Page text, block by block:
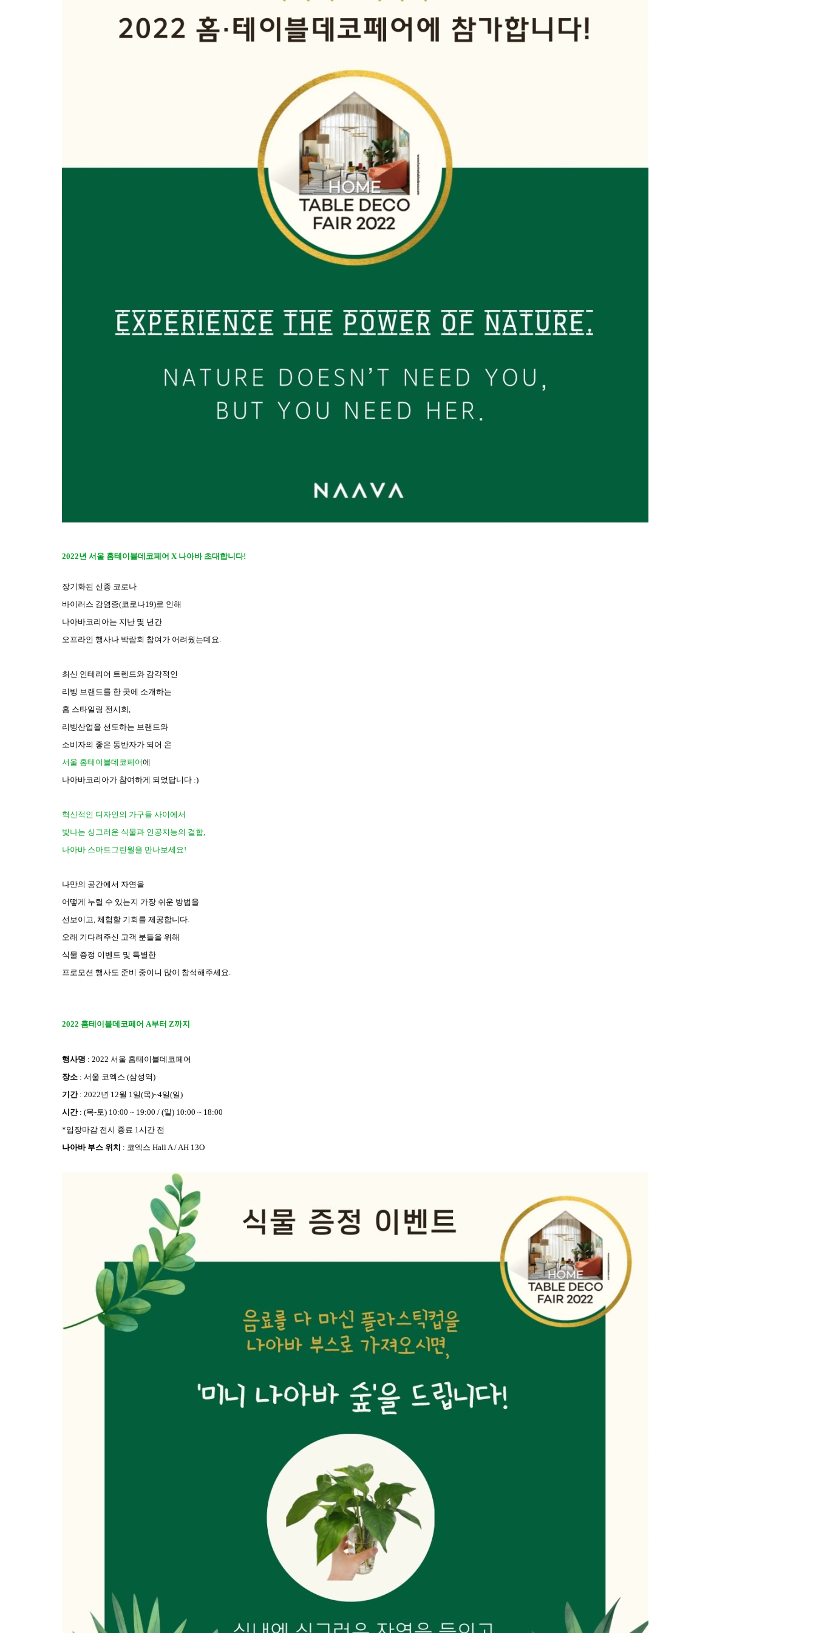
2022년 서울 홈테이블데코페어 X 나아바 초대합니다!
장기화된 신종 코로나
바이러스 감염증(코로나19)로 인해
나아바코리아는 지난 몇 년간
오프라인 행사나 박람회 참여가 어려웠는데요.
최신 인테리어 트렌드와 감각적인
리빙 브랜드를 한 곳에 소개하는
홈 스타일링 전시회,
리빙산업을 선도하는 브랜드와
소비자의 좋은 동반자가 되어 온
서울 홈테이블데코페어에
나아바코리아가 참여하게 되었답니다 :)
혁신적인 디자인의 가구들 사이에서
빛나는 싱그러운 식물과 인공지능의 결합,
나아바 스마트그린월을 만나보세요!
나만의 공간에서 자연을
어떻게 누릴 수 있는지 가장 쉬운 방법을
선보이고, 체험할 기회를 제공합니다.
오래 기다려주신 고객 분들을 위해
식물 증정 이벤트 및 특별한
프로모션 행사도 준비 중이니 많이 참석해주세요.
2022 홈테이블데코페어 A부터 Z까지
행사명 : 2022 서울 홈테이블데코페어
장소 : 서울 코엑스 (삼성역)
기간: 2022년 12월 1일(목)~4일(일)
시간: (목-토) 10:00 ~ 19:00 / (일) 10:00 ~ 18:00
*입장마감 전시 종료 1시간 전
나아바 부스 위치 : 코엑스 Hall A / AH 13O